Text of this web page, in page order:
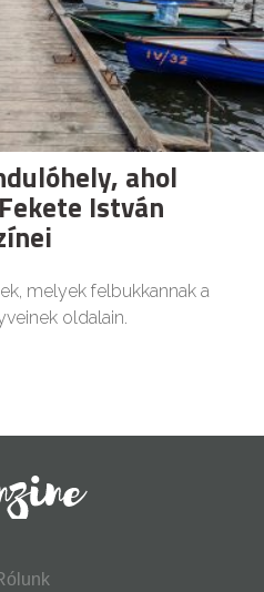
ahol
István
melyek felbukkannak a
oldalain.